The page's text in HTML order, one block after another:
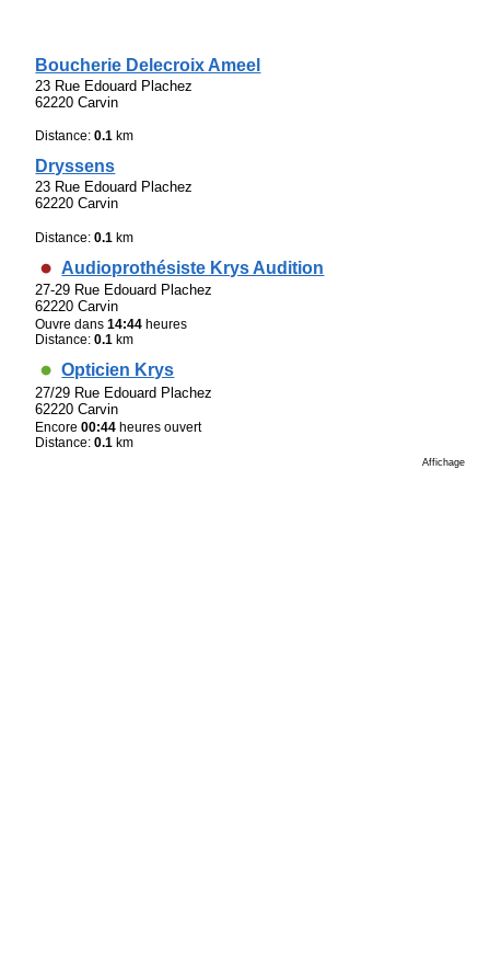
Boucherie Delecroix Ameel
23 Rue Edouard Plachez
62220 Carvin
Distance:0.1 km
Dryssens
23 Rue Edouard Plachez
62220 Carvin
Distance:0.1 km
Audioprothésiste Krys Audition
27-29 Rue Edouard Plachez
62220 Carvin
Ouvre dans14:44 heures
Distance:0.1 km
Opticien Krys
27/29 Rue Edouard Plachez
62220 Carvin
Encore00:44 heures ouvert
Distance:0.1 km
Affichage